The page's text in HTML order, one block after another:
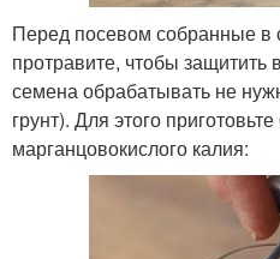
Перед посевом собранные в
протравите, чтобы защитить
семена обрабатывать не
грунт). Для этого
марганцовокислого калия: